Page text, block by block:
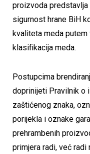
proizvoda
sigurnost hrane BiH
kvaliteta meda
klasifikacija meda.
Postupcima
doprinijeti Pravilnik o
zaštićenog znaka,
porijekla i oznake
prehrambenih
primjera radi, već